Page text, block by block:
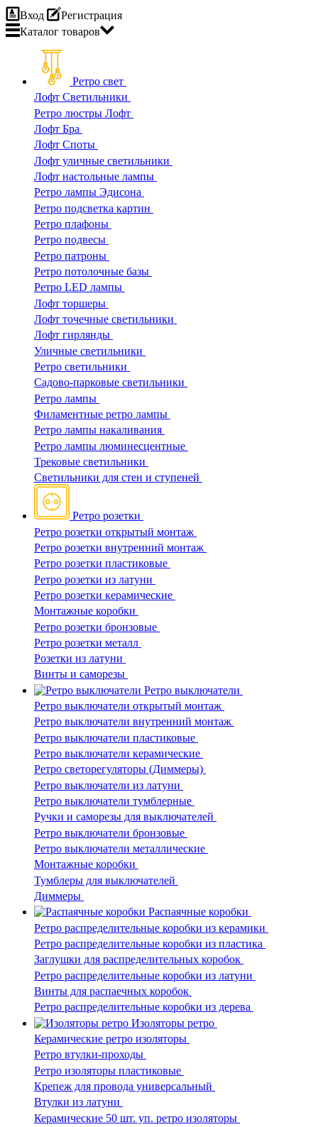
Вход
Регистрация
Каталог товаров
Ретро свет
Лофт Светильники
Ретро люстры Лофт
Лофт Бра
Лофт Споты
Лофт уличные светильники
Лофт настольные лампы
Ретро лампы Эдисона
Ретро подсветка картин
Ретро плафоны
Ретро подвесы
Ретро патроны
Ретро потолочные базы
Ретро LED лампы
Лофт торшеры
Лофт точечные светильники
Лофт гирлянды
Уличные светильники
Ретро светильники
Садово-парковые светильники
Ретро лампы
Филаментные ретро лампы
Ретро лампы накаливания
Ретро лампы люминесцентные
Трековые светильники
Светильники для стен и ступеней
Ретро розетки
Ретро розетки открытый монтаж
Ретро розетки внутренний монтаж
Ретро розетки пластиковые
Ретро розетки из латуни
Ретро розетки керамические
Монтажные коробки
Ретро розетки бронзовые
Ретро розетки металл
Розетки из латуни
Винты и саморезы
Ретро выключатели
Ретро выключатели открытый монтаж
Ретро выключатели внутренний монтаж
Ретро выключатели пластиковые
Ретро выключатели керамические
Ретро светорегуляторы (Диммеры)
Ретро выключатели из латуни
Ретро выключатели тумблерные
Ручки и саморезы для выключателей
Ретро выключатели бронзовые
Ретро выключатели металлические
Монтажные коробки
Тумблеры для выключателей
Диммеры
Распаячные коробки
Ретро распределительные коробки из керамики
Ретро распределительные коробки из пластика
Заглушки для распределительных коробок
Ретро распределительные коробки из латуни
Винты для распаечных коробок
Ретро распределительные коробки из дерева
Изоляторы ретро
Керамические ретро изоляторы
Ретро втулки-проходы
Ретро изоляторы пластиковые
Крепеж для провода универсальный
Втулки из латуни
Керамические 50 шт. уп. ретро изоляторы